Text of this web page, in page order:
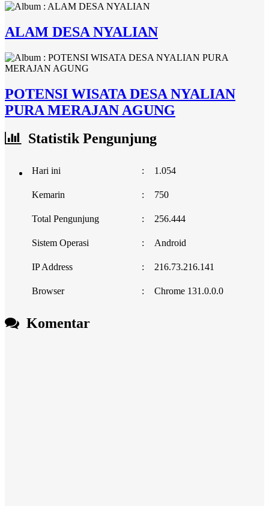
ALAM DESA NYALIAN
POTENSI WISATA DESA NYALIAN
PURA MERAJAN AGUNG
Statistik Pengunjung
Hari ini : 1.054
Kemarin : 750
Total Pengunjung : 256.444
Sistem Operasi : Android
IP Address : 216.73.216.141
Browser : Chrome 131.0.0.0
Komentar